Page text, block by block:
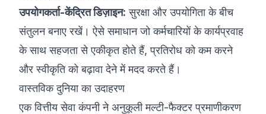
उपयोगकर्ता-केंद्रित डिज़ाइन: सुरक्षा और उपयोगिता के बीच
संतुलन बनाए रखें। ऐसे समाधान जो कर्मचारियों के कार्यप्रवाह
के साथ सहजता से एकीकृत होते हैं, प्रतिरोध को कम करने
और स्वीकृति को बढ़ावा देने में मदद करते हैं।
वास्तविक दुनिया का उदाहरण
एक वित्तीय सेवा कंपनी ने अनुकूली मल्टी-फैक्टर प्रमाणीकरण